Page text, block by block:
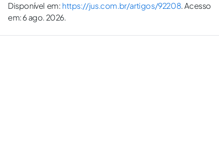
Disponível em: https://jus.com.br/artigos/92208. Acesso
em: 6 ago. 2026.